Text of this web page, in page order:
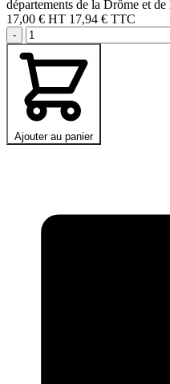
départements de la Drôme et
17,00 € HT 17,94 € TTC
-
Ajouter au panier